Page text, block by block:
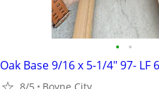
• •
Oak Base 9/16 x 5-1/4" 97- LF